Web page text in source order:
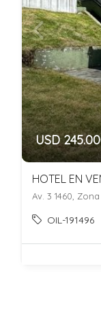
USD
Av. 3 1460,
OIL-191496